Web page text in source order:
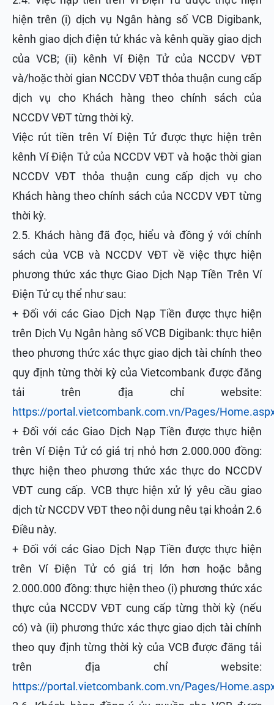
hiện trên (i) dịch vụ Ngân hàng số VCB Digibank,
kênh giao dịch điện tử khác và kênh quầy giao dịch
của VCB; (ii) kênh Ví Điện Tử của NCCDV VĐT
và/hoặc thời gian NCCDV VĐT thỏa thuận cung cấp
dịch vụ cho Khách hàng theo chính sách của
NCCDV VĐT từng thời kỳ.
Việc rút tiền trên Ví Điện Tử được thực hiện trên
kênh Ví Điện Tử của NCCDV VĐT và hoặc thời gian
NCCDV VĐT thỏa thuận cung cấp dịch vụ cho
Khách hàng theo chính sách của NCCDV VĐT từng
thời kỳ.
2.5. Khách hàng đã đọc, hiểu và đồng ý với chính
sách của VCB và NCCDV VĐT về việc thực hiện
phương thức xác thực Giao Dịch Nạp Tiền Trên Ví
Điện Tử cụ thể như sau:
+ Đối với các Giao Dịch Nạp Tiền được thực hiện
trên Dịch Vụ Ngân hàng số VCB Digibank: thực hiện
theo phương thức xác thực giao dịch tài chính theo
quy định từng thời kỳ của Vietcombank được đăng
tải trên địa chỉ website:
https://portal.vietcombank.com.vn/Pages/
+ Đối với các Giao Dịch Nạp Tiền được thực hiện
trên Ví Điện Tử có giá trị nhỏ hơn 2.000.000 đồng:
thực hiện theo phương thức xác thực do NCCDV
VĐT cung cấp. VCB thực hiện xử lý yêu cầu giao
dịch từ NCCDV VĐT theo nội dung nêu tại khoản 2.6
Điều này.
+ Đối với các Giao Dịch Nạp Tiền được thực hiện
trên Ví Điện Tử có giá trị lớn hơn hoặc bằng
2.000.000 đồng: thực hiện theo (i) phương thức xác
thực của NCCDV VĐT cung cấp từng thời kỳ (nếu
có) và (ii) phương thức xác thực giao dịch tài chính
theo quy định từng thời kỳ của VCB được đăng tải
trên địa chỉ website:
https://portal.vietcombank.com.vn/Pages/